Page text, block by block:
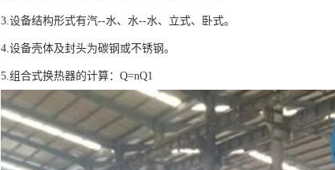
3.设备结构形式有汽--水、水--水、立式、卧式。
4.设备壳体及封头为碳钢或不锈钢。
5.组合式换热器的计算：Q=nQ1